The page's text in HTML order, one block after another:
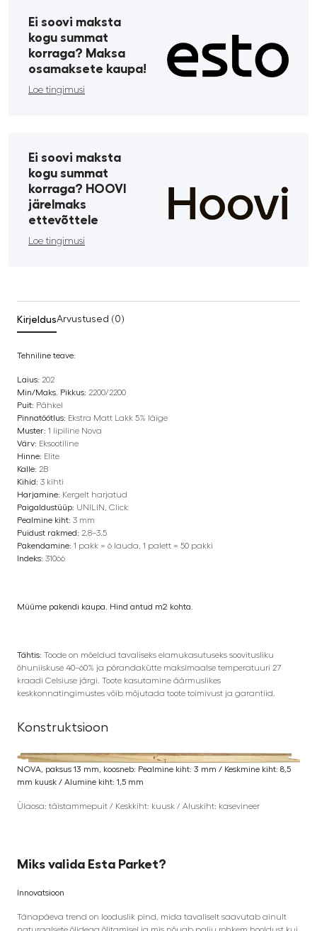
Ei soovi maksta
kogu summat
korraga? Maksa
osamaksete kaupa!
Loe tingimusi
Ei soovi maksta
kogu summat
korraga? HOOVI
järelmaks
ettevõttele
Loe tingimusi
KirjeldusArvustused (0)
Tehniline teave:
Laius: 202
Min/Maks. Pikkus: 2200/2200
Puit: Pähkel
Pinnatöötlus: Ekstra Matt Lakk 5% läige
Muster: 1 lipiline Nova
Värv: Eksootiline
Hinne: Elite
Kalle: 2B
Kihid: 3 kihti
Harjamine: Kergelt harjatud
Paigaldustüüp: UNILIN, Click
Pealmine kiht: 3 mm
Puidust rakmed: 2.8–3.5
Pakendamine: 1 pakk = 6 lauda, 1 palett = 50 pakki
Indeks: 31066
Müüme pakendi kaupa. Hind antud m2 kohta.
Tähtis: Toode on mõeldud tavaliseks elamukasutuseks soovitusliku
õhuniiskuse 40–60% ja põrandakütte maksimaalse temperatuuri 27
kraadi Celsiuse järgi. Toote kasutamine äärmuslikes
keskkonnatingimustes võib mõjutada toote toimivust ja garantiid.
Konstruktsioon
NOVA, paksus 13 mm, koosneb: Pealmine kiht: 3 mm / Keskmine kiht: 8,5
mm kuusk / Alumine kiht: 1,5 mm
Ülaosa: täistammepuit / Keskkiht: kuusk / Aluskiht: kasevineer
Miks valida Esta Parket?
Innovatsioon
Tänapäeva trend on looduslik pind, mida tavaliselt saavutab ainult